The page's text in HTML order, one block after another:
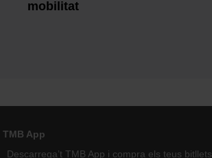
mobilitat
TMB App
Descarrega’t TMB App i compra els teus bitllets